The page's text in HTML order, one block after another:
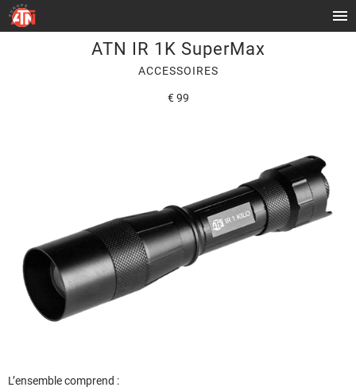
ATN IR 1K SuperMax
ACCESSOIRES
€ 99
L’ensemble comprend :